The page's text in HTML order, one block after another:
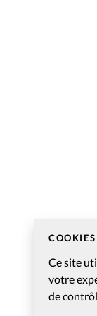
COOKIES
Ce site
votre
de